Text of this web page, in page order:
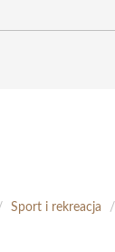
Sport i rekreacja /